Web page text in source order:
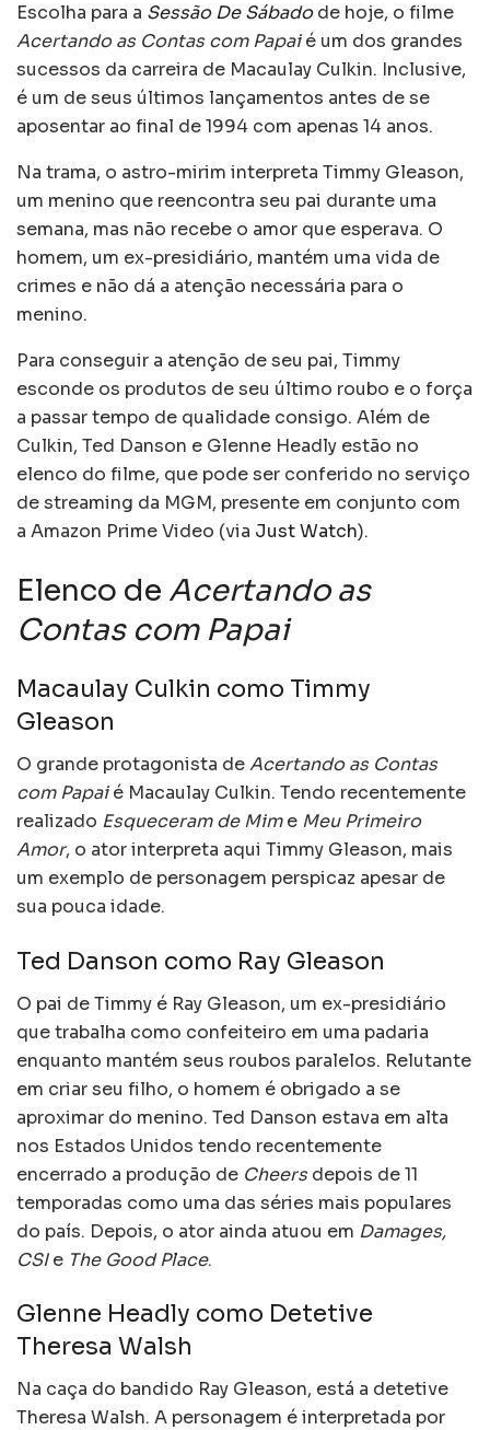
Escolha para a Sessão De Sábado de hoje, o filme
Acertando as Contas com Papaié um dos grandes
sucessos da carreira de Macaulay Culkin. Inclusive,
é um de seus últimos lançamentos antes de se
aposentar ao final de 1994 com apenas 14 anos.
Na trama, o astro-mirim interpreta Timmy Gleason,
um menino que reencontra seu pai durante uma
semana, mas não recebe o amor que esperava. O
homem, um ex-presidiário, mantém uma vida de
crimes e não dá a atenção necessária para o
menino.
Para conseguir a atenção de seu pai, Timmy
esconde os produtos de seu último roubo e o força
a passar tempo de qualidade consigo. Além de
Culkin, Ted Danson e Glenne Headly estão no
elenco do filme, que pode ser conferido no serviço
de streaming da MGM, presente em conjunto com
a Amazon Prime Video (via Just Watch).
Elenco de Acertando as
Contas com Papai
Macaulay Culkin como Timmy
Gleason
O grande protagonista deAcertando as Contas
com Papaié Macaulay Culkin. Tendo recentemente
realizado Esqueceram de Mime Meu Primeiro
Amor, o ator interpreta aqui Timmy Gleason, mais
um exemplo de personagem perspicaz apesar de
sua pouca idade.
Ted Danson como Ray Gleason
O pai de Timmy é Ray Gleason, um ex-presidiário
que trabalha como confeiteiro em uma padaria
enquanto mantém seus roubos paralelos. Relutante
em criar seu filho, o homem é obrigado a se
aproximar do menino. Ted Danson estava em alta
nos Estados Unidos tendo recentemente
encerrado a produção de Cheers depois de 11
temporadas como uma das séries mais populares
do país. Depois, o ator ainda atuou em Damages,
CSIe The Good Place.
Glenne Headly como Detetive
Theresa Walsh
Na caça do bandido Ray Gleason, está a detetive
Theresa Walsh. A personagem é interpretada por